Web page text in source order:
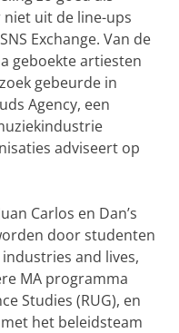
uit de line-ups
Exchange. Van de
geboekte artiesten
gebeurde in
Agency, een
adviseert op
Carlos en Dan’s
door studenten
and lives,
MA programma
Studies (RUG), en
het beleidsteam